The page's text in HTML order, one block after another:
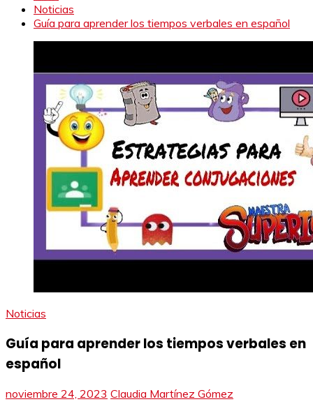
Noticias
Guía para aprender los tiempos verbales en español
Noticias
Guía para aprender los tiempos verbales en
español
noviembre 24, 2023 Claudia Martínez Gómez